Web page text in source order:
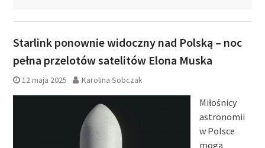
Starlink ponownie widoczny nad Polską – noc
pełna przelotów satelitów Elona Muska
12 maja 2025 Karolina Sobczak
Miłośnicy
astronomii
w Polsce
mogą